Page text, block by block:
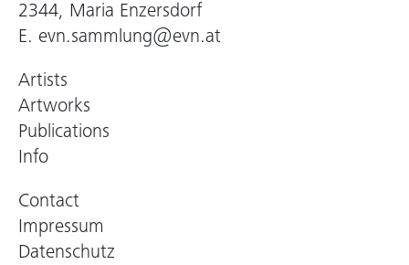
2344, Maria Enzersdorf
E. evn.sammlung@evn.at
Artists
Artworks
Publications
Info
Contact
Impressum
Datenschutz